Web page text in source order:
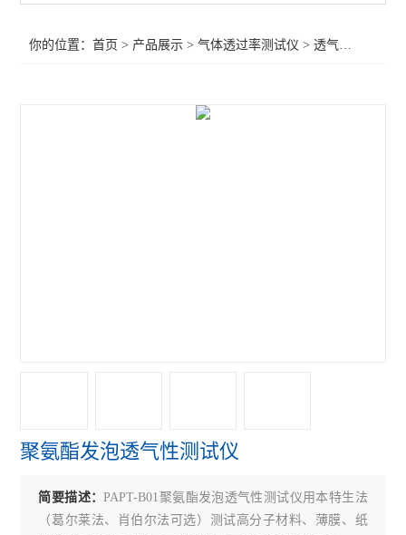
你的位置：首页 > 产品展示 >气体透过率测试仪 >透气度测试仪
聚氨酯发泡透气性测试仪
简要描述：PAPT-B01聚氨酯发泡透气性测试仪用本特生法
（葛尔莱法、肖伯尔法可选）测试高分子材料、薄膜、纸